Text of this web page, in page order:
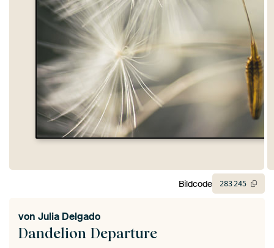
Dandelion Departure
von Julia Delgado
Bildcode 283245